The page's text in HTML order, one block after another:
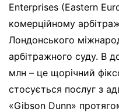
Enterprises (Eastern
комерційному
Лондонського
арбітражного суду. В
млн – це щорічний
стосується послуг з
«Gibson Dunn»